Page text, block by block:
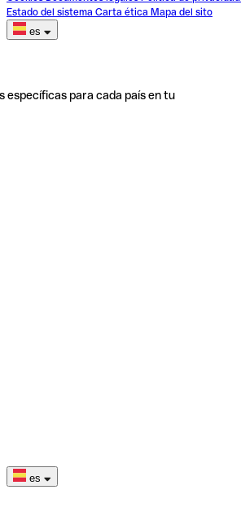
Estado del sistema Carta ética Mapa del sito
es
específicas para cada país en tu
es